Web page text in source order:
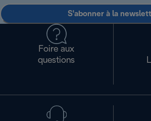
S'abonner à la
Foire aux
questions